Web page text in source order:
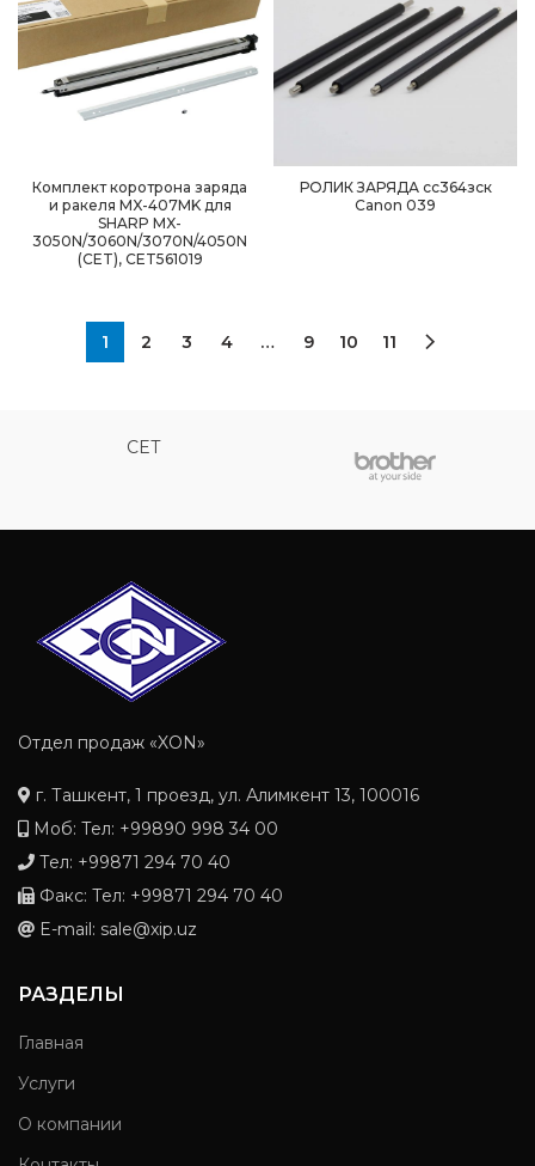
Комплект коротрона заряда
и ракеля MX-407MK для
SHARP MX-
3050N/3060N/3070N/4050N
(CET), CET561019
РОЛИК ЗАРЯДА cc364зск
Canon 039
1 2 3 4 … 9 10 11
CET
Отдел продаж «XON»
г. Ташкент, 1 проезд, ул. Алимкент 13, 100016
Моб: Тел: +99890 998 34 00
Тел: +99871 294 70 40
Факс: Тел: +99871 294 70 40
E-mail: sale@xip.uz
РАЗДЕЛЫ
Главная
Услуги
О компании